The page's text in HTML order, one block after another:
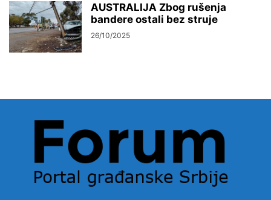
AUSTRALIJA Zbog rušenja
bandere ostali bez struje
26/10/2025